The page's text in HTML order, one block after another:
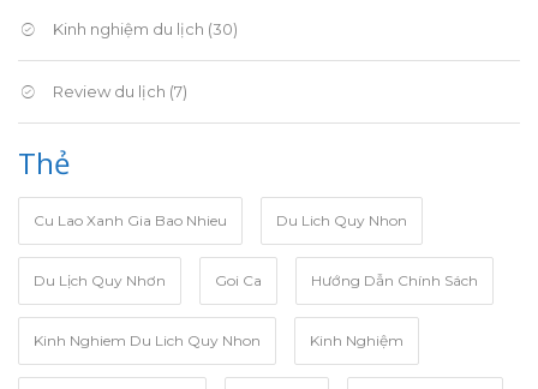
Kinh nghiệm du lịch (30)
Review du lịch (7)
Thẻ
Cu Lao Xanh Gia Bao Nhieu Du Lich Quy Nhon
Du Lịch Quy Nhơn Goi Ca Hướng Dẫn Chính Sách
Kinh Nghiem Du Lich Quy Nhon Kinh Nghiệm